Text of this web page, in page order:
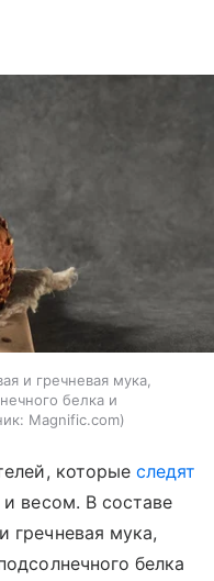
и гречневая мука,
белка и
Magnific.com
которыеследят
весом. В составе
гречневая мука,
белка